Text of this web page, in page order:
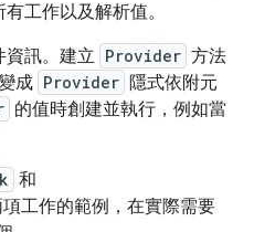
工作以及解析值。
資訊。建立 Provider 方法
成 Provider 隱式依附元
的值時創建並執行，例如當
和
項工作的範例，在實際需要